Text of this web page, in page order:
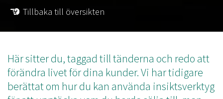
Tillbaka till översikten
Här sitter du, taggad till tänderna och redo att
förändra livet för dina kunder. Vi har tidigare
berättat om hur du kan använda insiktsverktyg